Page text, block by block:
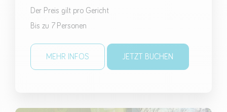
Der Preis gilt pro Gericht
Bis zu 7 Personen
MEHR INFOS JETZT BUCHEN